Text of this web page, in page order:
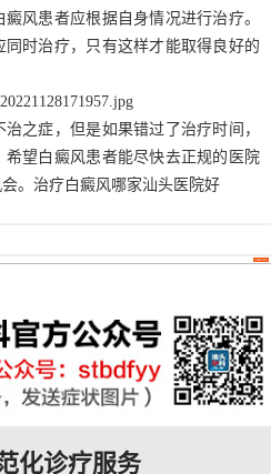
风患者应根据自身情况进行治疗。
时治疗，只有这样才能取得良好的
症，但是如果错过了治疗时间，
望白癜风患者能尽快去正规的医院
。治疗白癜风哪家汕头医院好
化诊疗服务